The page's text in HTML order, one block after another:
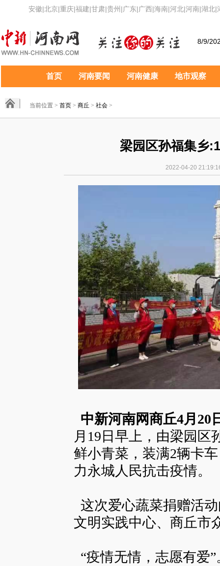
安徽|北京|重庆|福建|甘肃|贵州 |广东|广西|海南|河北|河南|湖北|
8/9/
首页 河南要闻 河南健康 地市观察
当前位置 > 首页 > 商丘 > 社会 >
梁园区孙福集乡
2022-04-20
中新河南网商丘4月20
月19日早上，由梁园区
鲜小青菜，装满2辆卡
力永城人民抗击疫情。
这次爱心蔬菜捐赠活
文明实践中心、商丘市
“疫情无情，志愿有爱